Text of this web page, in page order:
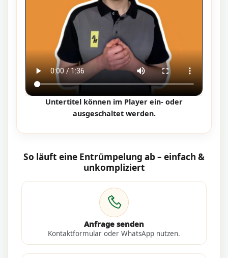
Untertitel können im Player ein- oder
ausgeschaltet werden.
So läuft eine Entrümpelung ab – einfach &
unkompliziert
Anfrage senden
Kontaktformular oder WhatsApp nutzen.